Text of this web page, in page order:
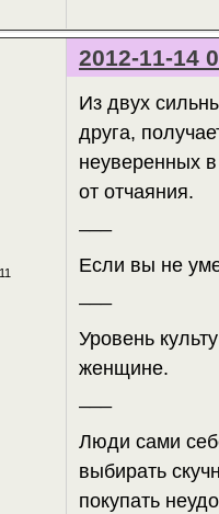
2012-11-14
Из двух
друга,
неуверенных
от отчаяния.
Если вы не
Уровень
женщине.
Люди сами
выбирать
покупать